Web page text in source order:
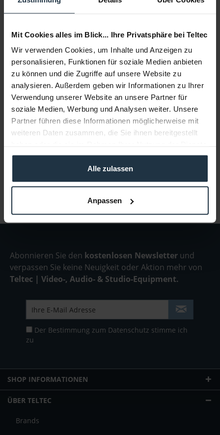
Mit Cookies alles im Blick... Ihre Privatsphäre bei Teltec
Wir verwenden Cookies, um Inhalte und Anzeigen zu
personalisieren, Funktionen für soziale Medien anbieten
zu können und die Zugriffe auf unsere Website zu
analysieren. Außerdem geben wir Informationen zu Ihrer
Verwendung unserer Website an unsere Partner für
soziale Medien, Werbung und Analysen weiter. Unsere
Partner führen diese Informationen möglicherweise mit
weiteren Daten zusammen, die Sie ihnen bereitgestellt
gesammelt haben.
Alle zulassen
Anpassen
RED Digital Cinema Lanyard
Schlüsselanhänger
Artikelnummer: 12282680
Brutto: € 11,31
sofort ab Lager
Abonnieren Sie den kostenlosen Newsletter und
verpassen Sie keine Neuigkeit oder Aktion mehr von
Teltec | Video-, Audio- & Studio-Equipment.
Der Bestimmung zum Datenschutz stimme ich
zu
SHOP INFORMATIONEN
ÜBER TELTEC
Brands